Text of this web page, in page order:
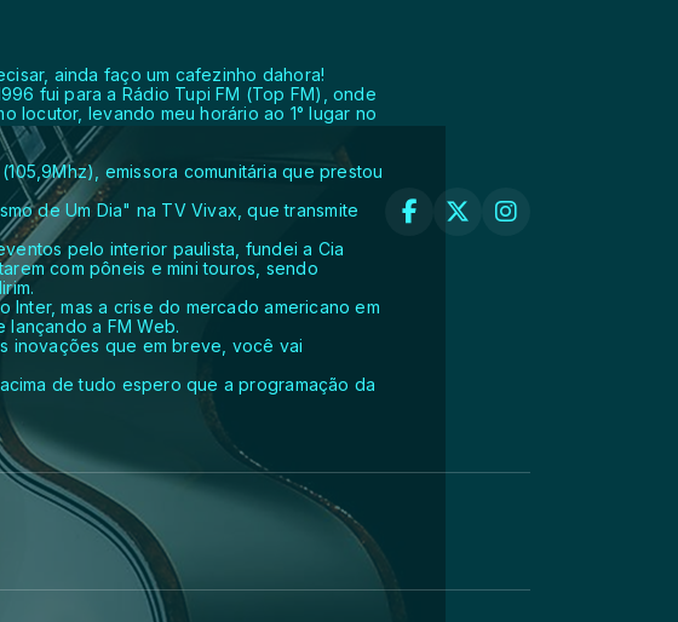
ainda faço um cafezinho dahora!
fui para a Rádio Tupi FM (Top FM), onde
locutor, levando meu horário ao 1° lugar no
emissora comunitária que prestou
de Um Dia" na TV Vivax, que transmite
pelo interior paulista, fundei a Cia
com pôneis e mini touros, sendo
Inter, mas a crise do mercado americano em
a FM Web.
inovações que em breve, você vai
de tudo espero que a programação da